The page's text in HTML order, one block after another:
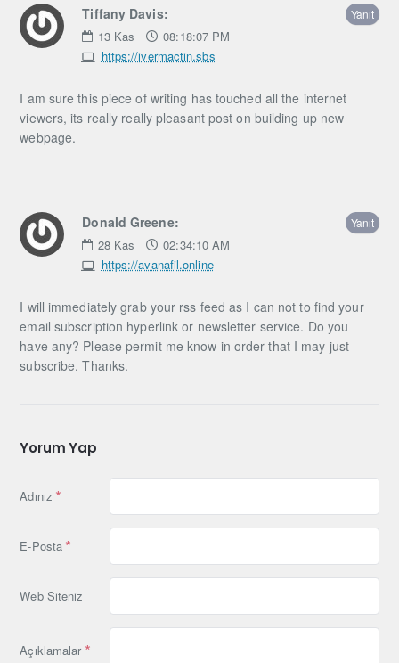
Tiffany Davis:
13 Kas
08:18:07 PM
https://ivermactin.sbs
Yanıt
I am sure this piece of writing has touched all the internet
viewers, its really really pleasant post on building up new
webpage.
Donald Greene:
28 Kas
02:34:10 AM
https://avanafil.online
Yanıt
I will immediately grab your rss feed as I can not to find your
email subscription hyperlink or newsletter service. Do you
have any? Please permit me know in order that I may just
subscribe. Thanks.
Yorum Yap
Adınız
E-Posta
Web Siteniz
Açıklamalar